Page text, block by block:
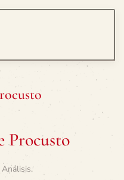
Procusto
Análisis.